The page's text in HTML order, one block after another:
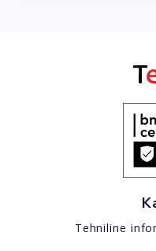
Tehniline